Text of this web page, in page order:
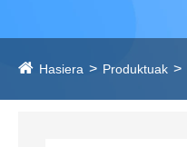
Hasiera Produktuak